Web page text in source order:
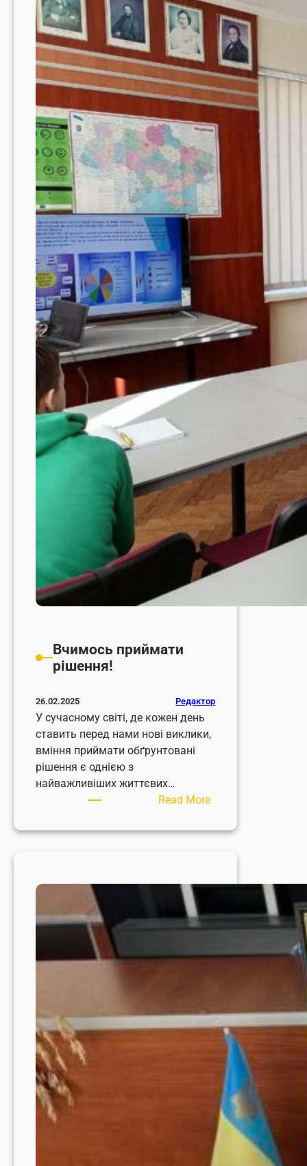
Вчимось приймати
рішення!
26.02.2025 Редактор
У сучасному світі, де кожен день
ставить перед нами нові виклики,
вміння приймати обґрунтовані
рішення є однією з
найважливіших життєвих…
Read More:
приймати